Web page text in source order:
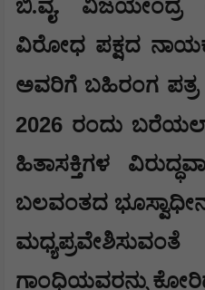
ಬಿ.ವೈ.
ವಿರೋಧ ಪಕ್ಷದ
ಅವರಿಗೆ ಬಹಿರಂಗ ಪತ್ರ
2026 ರಂದು
ಹಿತಾಸಕ್ತಿಗಳ
ಬಲವಂತದ
ಗಾಂಧಿಯವರನ್ನು